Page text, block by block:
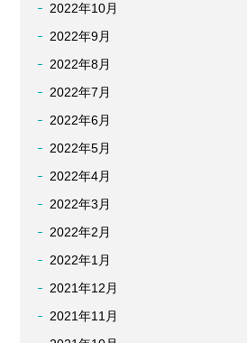
2022年10月
2022年9月
2022年8月
2022年7月
2022年6月
2022年5月
2022年4月
2022年3月
2022年2月
2022年1月
2021年12月
2021年11月